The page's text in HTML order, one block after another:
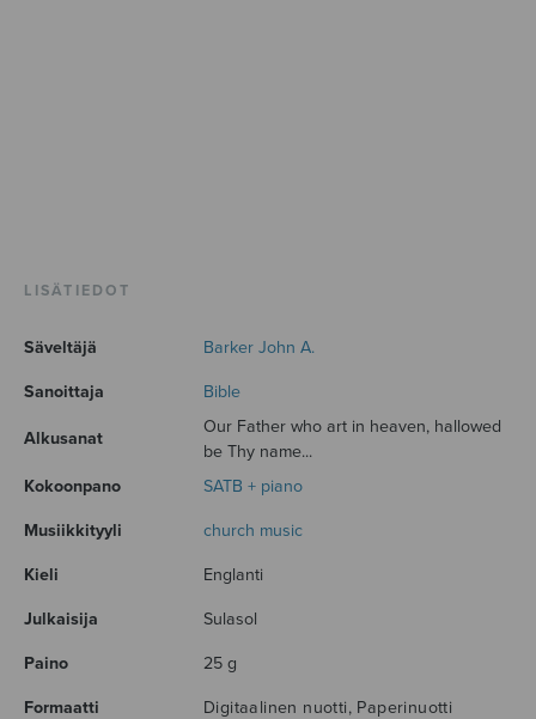
LISÄTIEDOT
Säveltäjä Barker John A.
Sanoittaja Bible
Alkusanat
Our Father who art in heaven, hallowed
be Thy name...
Kokoonpano
SATB + piano
Musiikkityyli church music
Kieli Englanti
Julkaisija Sulasol
Paino 25 g
Formaatti Digitaalinen nuotti, Paperinuotti